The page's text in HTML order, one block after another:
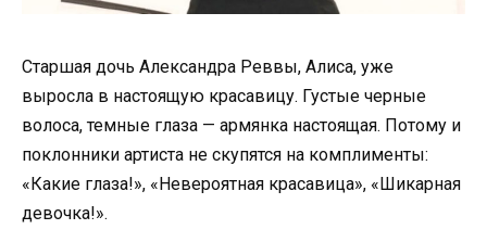
Старшая дочь Александра Реввы, Алиса, уже
выросла в настоящую красавицу. Густые черные
волоса, темные глаза — армянка настоящая. Потому и
поклонники артиста не скупятся на комплименты:
«Какие глаза!», «Невероятная красавица», «Шикарная
девочка!».